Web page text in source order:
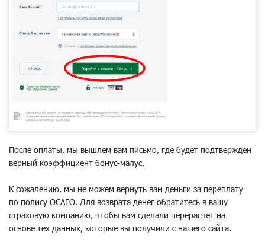
После оплаты, мы вышлем вам письмо, где будет подтвержден
верный коэффициент бонус-малус.
К сожалению, мы не можем вернуть вам деньги за переплату
по полису ОСАГО. Для возврата денег обратитесь в вашу
страховую компанию, чтобы вам сделали перерасчет на
основе тех данных, которые вы получили с нашего сайта.